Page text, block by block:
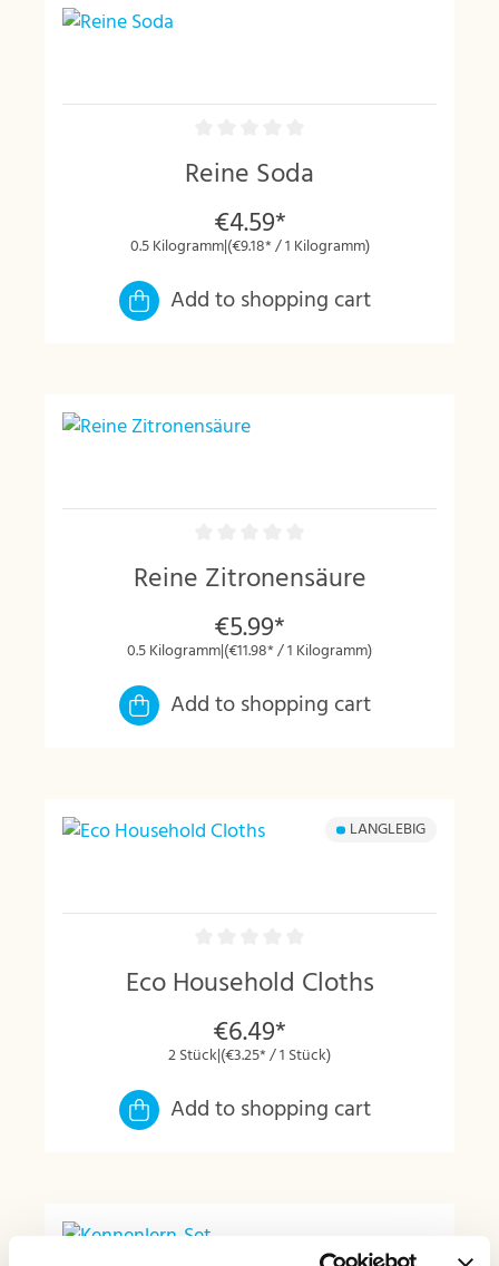
Reine Soda
€4.59*
0.5 Kilogramm|(€9.18* / 1 Kilogramm)
Add to shopping cart
Reine Zitronensäure
€5.99*
0.5 Kilogramm|(€11.98* / 1 Kilogramm)
Add to shopping cart
LANGLEBIG
Eco Household Cloths
€6.49*
2 Stück|(€3.25* / 1 Stück)
Add to shopping cart